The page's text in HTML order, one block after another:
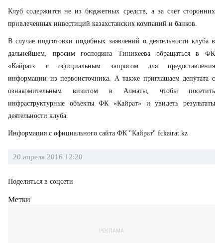
Клуб содержится не из бюджетных средств, а за счет сторонних
привлеченных инвестиций казахстанских компаний и банков.
В случае подготовки подобных заявлений о деятельности клуба в
дальнейшем, просим господина Тиникеева обращаться в ФК
«Кайрат» с официальным запросом для предоставления
информации из первоисточника. А также приглашаем депутата с
ознакомительным визитом в Алматы, чтобы посетить
инфраструктурные объекты ФК «Кайрат» и увидеть результаты
деятельности клуба.
Информация с официального сайта ФК "Кайрат" fckairat.kz
20 апреля 2016 12:20
Поделиться в соцсети
Метки
РЕКЛАМА